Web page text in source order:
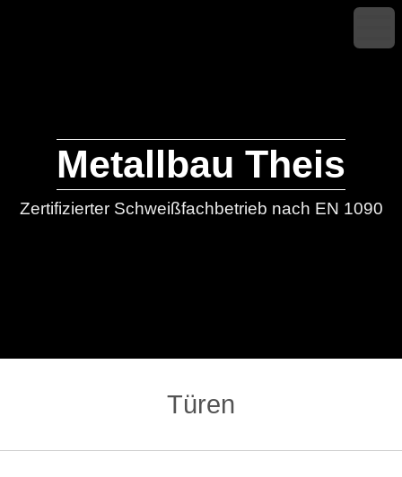
Metallbau Theis
Zertifizierter Schweißfachbetrieb nach EN 1090
Türen